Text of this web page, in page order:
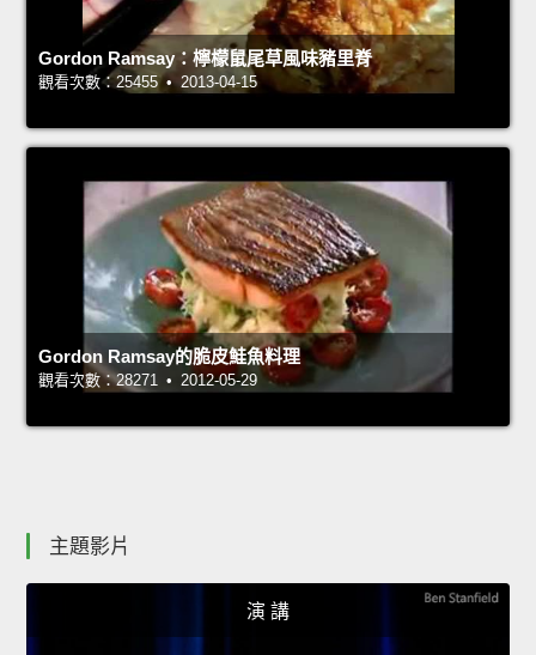
Gordon Ramsay：檸檬鼠尾草風味豬里脊
觀看次數：25455 • 2013-04-15
Gordon Ramsay的脆皮鮭魚料理
觀看次數：28271 • 2012-05-29
主題影片
演 講